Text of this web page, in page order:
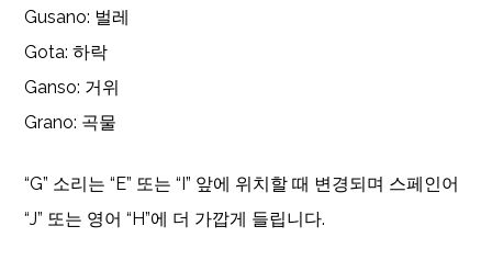
Gusano: 벌레
Gota: 하락
Ganso: 거위
Grano: 곡물
“G” 소리는 “E” 또는 “I” 앞에 위치할 때 변경되며 스페인어
“J” 또는 영어 “H”에 더 가깝게 들립니다.